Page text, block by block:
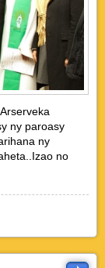
ny paroasy
ny
no